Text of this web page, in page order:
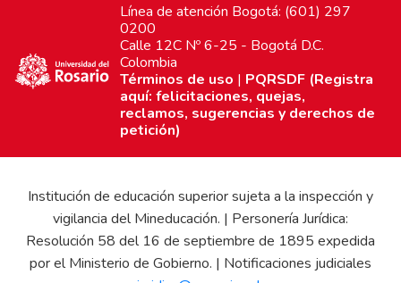
Línea de atención Bogotá: (601) 297
0200
Calle 12C Nº 6-25 - Bogotá D.C.
Colombia
Términos de uso | PQRSDF (Registra
aquí: felicitaciones, quejas,
reclamos, sugerencias y derechos de
petición)
Institución de educación superior sujeta a la inspección y
vigilancia del Mineducación. | Personería Jurídica:
Resolución 58 del 16 de septiembre de 1895 expedida
por el Ministerio de Gobierno. | Notificaciones judiciales